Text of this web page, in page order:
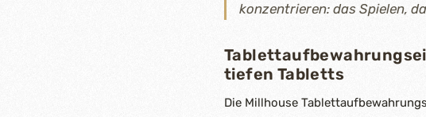
konzentrieren: das Spielen,
tiefen Tabletts
Die Millhouse